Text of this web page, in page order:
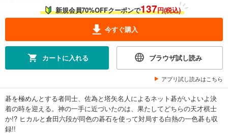
新規会員70%OFFクーポンで137円(税込)
今すぐ購入
カートに入れる ブラウザ試し読み
アプリ試し読みはこちら
碁を極めんとする者同士、佐為と塔矢名人によるネット碁がいよいよ決
着の時を迎える。神の一手に近づいたのは、果たしてどちらの天才棋士
か!? ヒカルと倉田六段が同色の碁石を使って対局する白熱の一色碁も収
録!!
ヒカルの碁 5
完結
試し読み
ヒカルの碁 6
459円 (税込)
完結
カート